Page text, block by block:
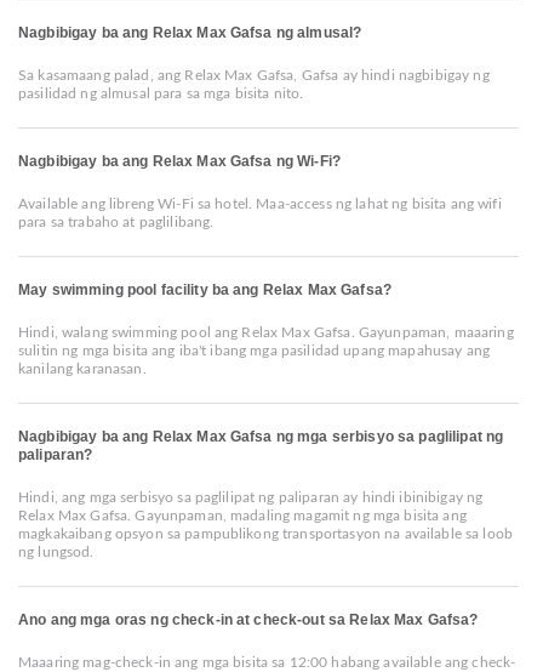
Nagbibigay ba ang Relax Max Gafsa ng almusal?
Sa kasamaang palad, ang Relax Max Gafsa, Gafsa ay hindi nagbibigay ng
pasilidad ng almusal para sa mga bisita nito.
Nagbibigay ba ang Relax Max Gafsa ng Wi-Fi?
Available ang libreng Wi-Fi sa hotel. Maa-access ng lahat ng bisita ang wifi
para sa trabaho at paglilibang.
May swimming pool facility ba ang Relax Max Gafsa?
Hindi, walang swimming pool ang Relax Max Gafsa. Gayunpaman, maaaring
sulitin ng mga bisita ang iba't ibang mga pasilidad upang mapahusay ang
kanilang karanasan.
Nagbibigay ba ang Relax Max Gafsa ng mga serbisyo sa paglilipat ng
paliparan?
Hindi, ang mga serbisyo sa paglilipat ng paliparan ay hindi ibinibigay ng
Relax Max Gafsa. Gayunpaman, madaling magamit ng mga bisita ang
magkakaibang opsyon sa pampublikong transportasyon na available sa loob
ng lungsod.
Ano ang mga oras ng check-in at check-out sa Relax Max Gafsa?
Maaaring mag-check-in ang mga bisita sa 12:00 habang available ang check-